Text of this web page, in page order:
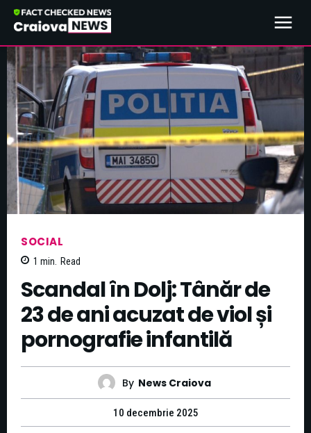
SOCIAL
1 min. Read
Scandal în Dolj: Tânăr de
23 de ani acuzat de viol și
pornografie infantilă
By News Craiova
10 decembrie 2025